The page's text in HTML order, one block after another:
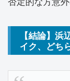
【結論】
イク、どち